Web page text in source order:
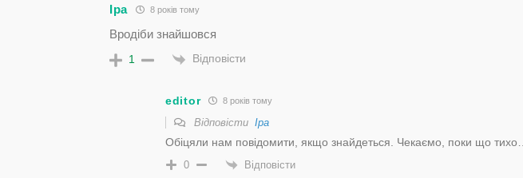
Іра 8 років тому
Вродіби знайшовся
1 Відповісти
editor 8 років тому
Відповісти Іра
Обіцяли нам повідомити, якщо знайдеться. Чекаємо, поки що тихо…
0 Відповісти